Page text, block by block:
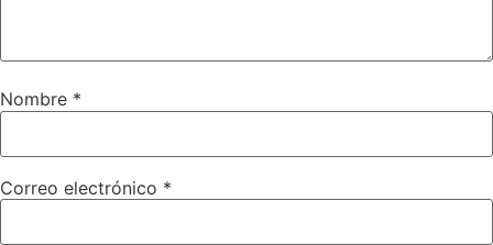
Nombre *
Correo electrónico *